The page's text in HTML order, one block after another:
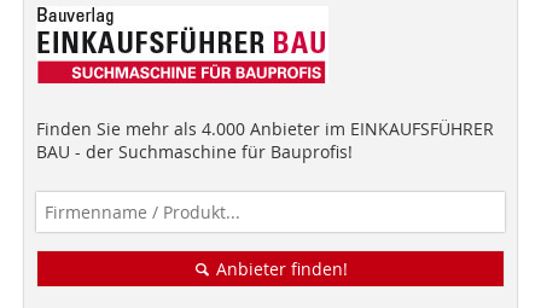
Finden Sie mehr als 4.000 Anbieter im EINKAUFSFÜHRER
BAU - der Suchmaschine für Bauprofis!
Anbieter finden!